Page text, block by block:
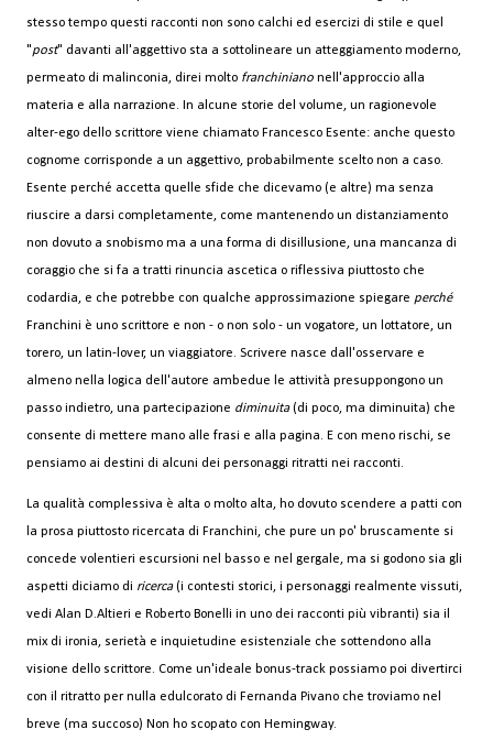
stesso tempo questi racconti non sono calchi ed esercizi di stile e quel
"post" davanti all'aggettivo sta a sottolineare un atteggiamento moderno,
permeato di malinconia, direi molto franchiniano nell'approccio alla
materia e alla narrazione. In alcune storie del volume, un ragionevole
alter-ego dello scrittore viene chiamato Francesco Esente: anche questo
cognome corrisponde a un aggettivo, probabilmente scelto non a caso.
Esente perché accetta quelle sfide che dicevamo (e altre) ma senza
riuscire a darsi completamente, come mantenendo un distanziamento
non dovuto a snobismo ma a una forma di disillusione, una mancanza di
coraggio che si fa a tratti rinuncia ascetica o riflessiva piuttosto che
codardia, e che potrebbe con qualche approssimazione spiegare perché
Franchini è uno scrittore e non - o non solo - un vogatore, un lottatore, un
torero, un latin-lover, un viaggiatore. Scrivere nasce dall'osservare e
almeno nella logica dell'autore ambedue le attività presuppongono un
passo indietro, una partecipazione diminuita(di poco, ma diminuita) che
consente di mettere mano alle frasi e alla pagina. E con meno rischi, se
pensiamo ai destini di alcuni dei personaggi ritratti nei racconti.
La qualità complessiva è alta o molto alta, ho dovuto scendere a patti con
la prosa piuttosto ricercata di Franchini, che pure un po' bruscamente si
concede volentieri escursioni nel basso e nel gergale, ma si godono sia gli
aspetti diciamo di ricerca(i contesti storici, i personaggi realmente vissuti,
vedi Alan D.Altieri e Roberto Bonelli in uno dei racconti più vibranti) sia il
mix di ironia, serietà e inquietudine esistenziale che sottendono alla
visione dello scrittore. Come un'ideale bonus-track possiamo poi divertirci
con il ritratto per nulla edulcorato di Fernanda Pivano che troviamo nel
breve (ma succoso) Non ho scopato con Hemingway.